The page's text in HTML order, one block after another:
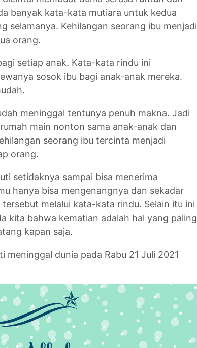
banyak kata-kata mutiara untuk kedua
selamanya. Kehilangan seorang ibu menjadi
orang.
setiap anak. Kata-kata rindu ini
sosok ibu bagi anak-anak mereka.
meninggal tentunya penuh makna. Jadi
main nonton sama anak-anak dan
seorang ibu tercinta menjadi
orang.
setidaknya sampai bisa menerima
hanya bisa mengenangnya dan sekadar
melalui kata-kata rindu. Selain itu ini
kita bahwa kematian adalah hal yang paling
kapan saja.
meninggal dunia pada Rabu 21 Juli 2021